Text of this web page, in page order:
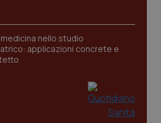
nello studio
applicazioni concrete e
www.quotidianosanita.it